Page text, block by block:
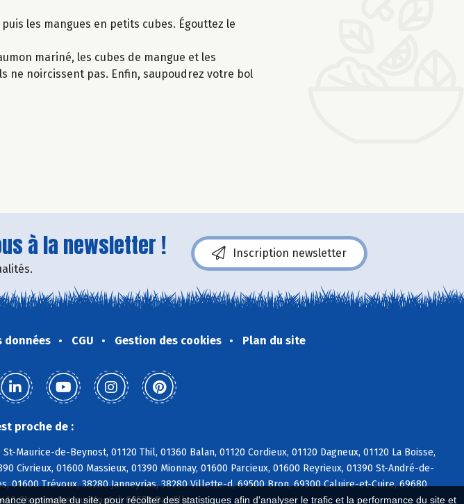
optimale du site, pour récolter des statistiques afin d'analyser le trafic et la performance du site et
les mangues en petits cubes. Égouttez le
mariné, les cubes de mangue et les
ne noircissent pas. Enfin, saupoudrez votre bol
à la newsletter ! Inscription newsletter
données CGU Gestion des cookies Plan du site
proche de :
Maurice-de-Beynost, 01120 Thil, 01360 Balan, 01120 Cordieux, 01120 Dagneux, 01120 La Boisse,
Civrieux, 01600 Massieux, 01390 Mionnay, 01600 Parcieux, 01600 Reyrieux, 01390 St-André-de-
01600 Trévoux, 38280 Janneyrias, 38280 Villette-d, 69500 Bron, 69300 Caluire-et-Cuire, 69680
Champagne-au-Mont-d, 69570 Dardilly